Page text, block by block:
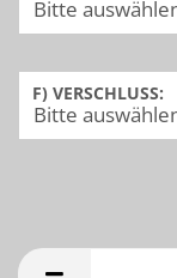
F) VERSCHLUSS: